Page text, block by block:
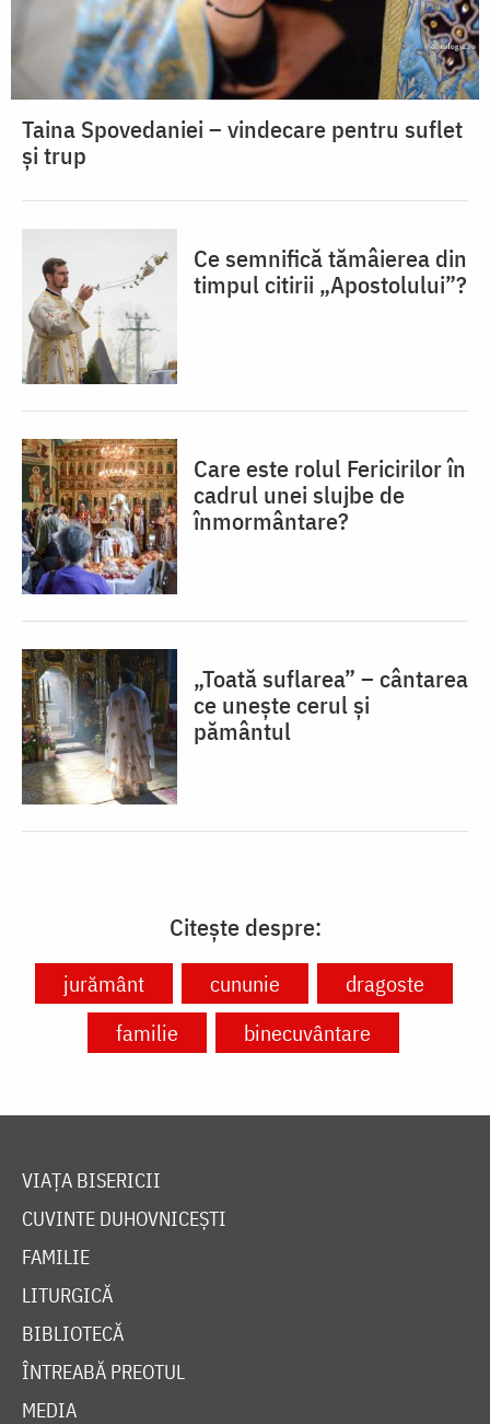
Taina Spovedaniei – vindecare pentru suflet
și trup
Ce semnifică tămâierea din
timpul citirii „Apostolului”?
Care este rolul Fericirilor în
cadrul unei slujbe de
înmormântare?
„Toată suflarea” – cântarea
ce unește cerul și
pământul
Citește despre:
jurământ cununie
dragoste
familie
binecuvântare
VIAȚA BISERICII
CUVINTE DUHOVNICEȘTI
FAMILIE
LITURGICĂ
BIBLIOTECĂ
ÎNTREABĂ PREOTUL
MEDIA